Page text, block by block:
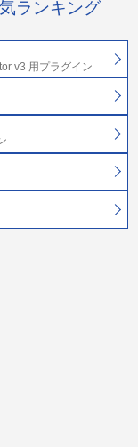
ランキング
v3 用プラグイン